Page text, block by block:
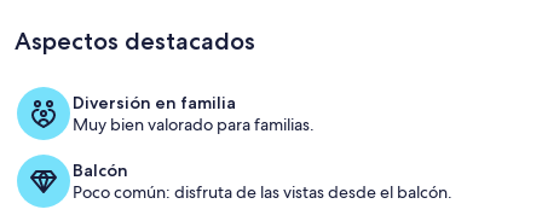
Aspectos destacados
Diversión en familia
Muy bien valorado para familias.
Balcón
Poco común: disfruta de las vistas desde el balcón.